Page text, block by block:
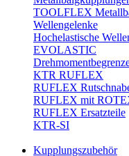
TOOLFLEX
Wellengelenke
Hochelastische
EVOLASTIC
KTR RUFLEX
RUFLEX
RUFLEX mit
RUFLEX Ersatzteile
KTR-SI
Kupplungszubehör